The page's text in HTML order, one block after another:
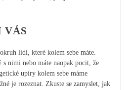
VÁS
lidí, které kolem sebe máte.
s nimi nebo máte naopak pocit, že
upíry kolem sebe máme
je rozeznat. Zkuste se zamyslet, jak